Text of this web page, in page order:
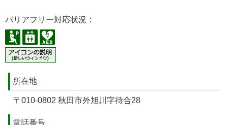
バリアフリー対応状況：
所在地
〒010-0802 秋田市外旭川字待合28
電話番号